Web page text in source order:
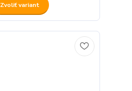
Zvoliť variant